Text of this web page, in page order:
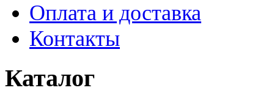
Оплата и доставка
Контакты
Каталог